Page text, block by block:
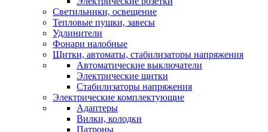
Светильники, освещение
Тепловые пушки, завесы
Удлинители
Фонари налобные
Щитки, автоматы, стабилизаторы напряжения
Автоматические выключатели
Электрические щитки
Стабилизаторы напряжения
Электрические комплектующие
Адаптеры
Вилки, колодки
Патроны